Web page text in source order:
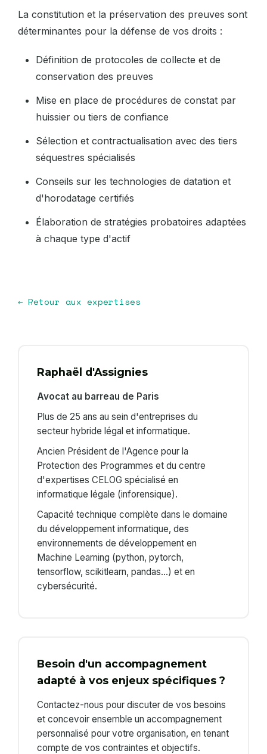
La constitution et la préservation des preuves sont
déterminantes pour la défense de vos droits :
Définition de protocoles de collecte et de
conservation des preuves
Mise en place de procédures de constat par
huissier ou tiers de confiance
Sélection et contractualisation avec des tiers
séquestres spécialisés
Conseils sur les technologies de datation et
d'horodatage certifiés
Élaboration de stratégies probatoires adaptées
à chaque type d'actif
← Retour aux expertises
Raphaël d'Assignies
Avocat au barreau de Paris
Plus de 25 ans au sein d'entreprises du
secteur hybride légal et informatique.
Ancien Président de l'Agence pour la
Protection des Programmes et du centre
d'expertises CELOG spécialisé en
informatique légale (inforensique).
Capacité technique complète dans le domaine
du développement informatique, des
environnements de développement en
Machine Learning (python, pytorch,
tensorflow, scikitlearn, pandas…) et en
cybersécurité.
Besoin d'un accompagnement
adapté à vos enjeux spécifiques ?
Contactez-nous pour discuter de vos besoins
et concevoir ensemble un accompagnement
personnalisé pour votre organisation, en tenant
compte de vos contraintes et objectifs.